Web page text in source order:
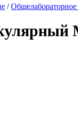
/Общелабораторное